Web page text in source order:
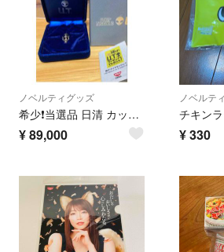
ノベルティグッズ
希少❗️当選品 日清 カップヌードル U.T. ダイヤ付き フィギュア 非売品
¥89,000
ノベルテ
¥330